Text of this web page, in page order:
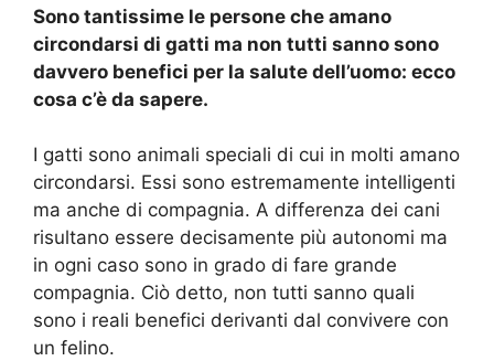
Sono tantissime le persone che amano
circondarsi di gatti ma non tutti sanno sono
davvero benefici per la salute dell’uomo: ecco
cosa c’è da sapere.
I gatti sono animali speciali di cui in molti amano
circondarsi. Essi sono estremamente intelligenti
ma anche di compagnia. A differenza dei cani
risultano essere decisamente più autonomi ma
in ogni caso sono in grado di fare grande
compagnia. Ciò detto, non tutti sanno quali
sono i reali benefici derivanti dal convivere con
un felino.